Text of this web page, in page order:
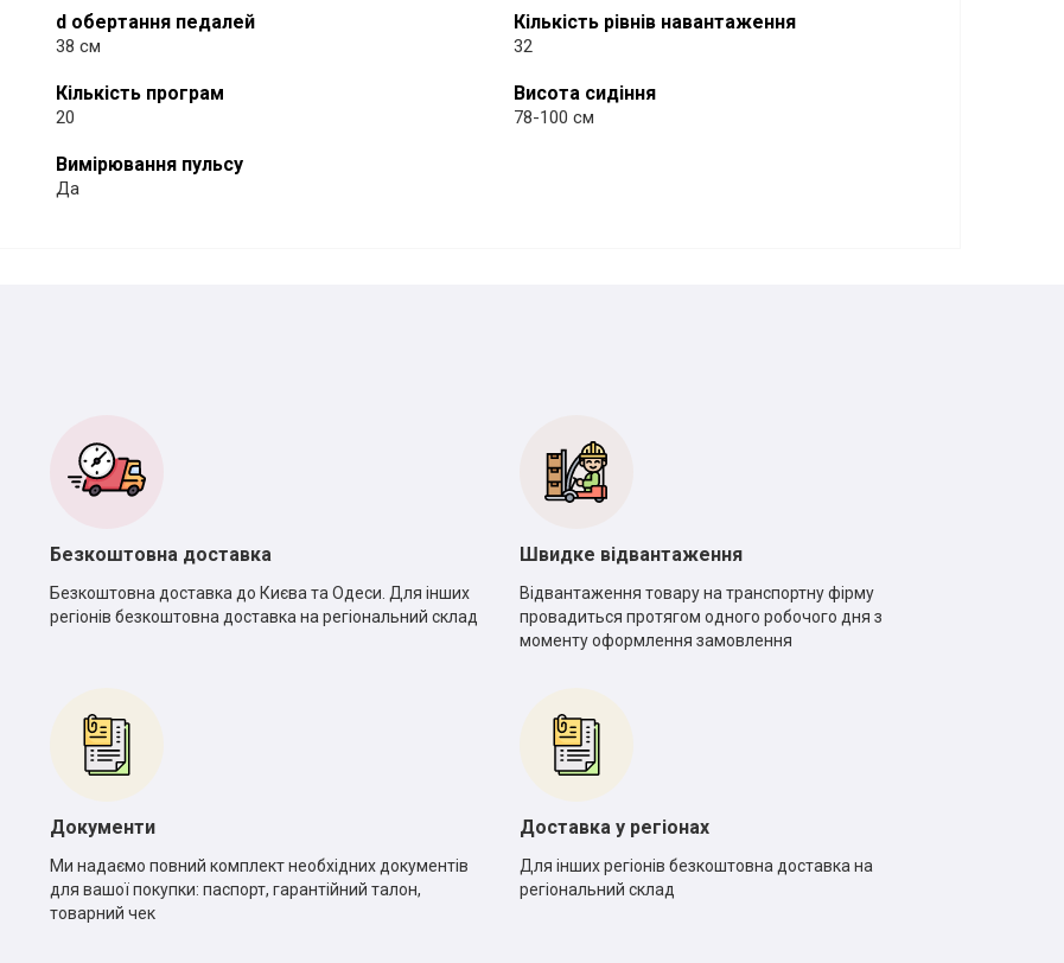
d обертання педалей
38 см
Кількість програм
20
Вимірювання пульсу
Да
Кількість рівнів навантаження
32
Висота сидіння
78-100 см
Безкоштовна доставка
Безкоштовна доставка до Києва та Одеси. Для інших
регіонів безкоштовна доставка на регіональний склад
Швидке відвантаження
Відвантаження товару на транспортну фірму
провадиться протягом одного робочого дня з
моменту оформлення замовлення
Документи
Ми надаємо повний комплект необхідних документів
для вашої покупки: паспорт, гарантійний талон,
товарний чек
Доставка у регіонах
Для інших регіонів безкоштовна доставка на
регіональний склад